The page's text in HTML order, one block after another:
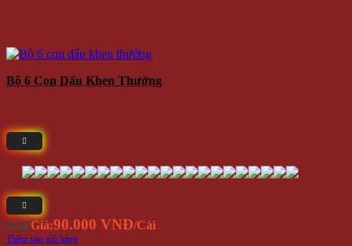
Bộ 6 Con Dấu Khen Thưởng
Giá Giá:90.000 VNĐ/Cái
Thêm vào giỏ hàng